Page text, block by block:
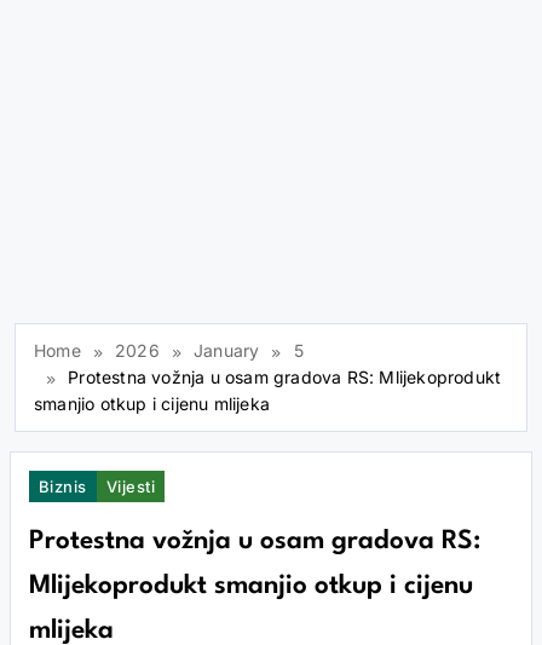
Home 2026 January
5
Protestna vožnja u osam gradova RS: Mlijekoprodukt
smanjio otkup i cijenu mlijeka
Biznis Vijesti
Protestna vožnja u osam gradova RS:
Mlijekoprodukt smanjio otkup i cijenu
mlijeka